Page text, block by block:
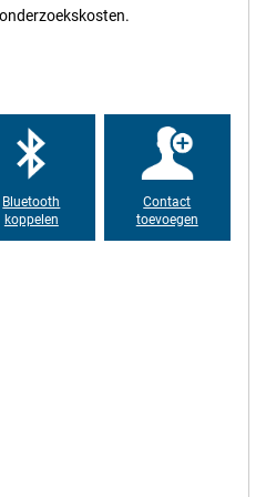
Dankzij Dolby Vision
helder zichtbaar, terwijl
uit, zowel overdag als ’s
met deze vivo-
moeten naar een oplader. Zelfs
Bluetooth
koppelen
Contact
toevoegen